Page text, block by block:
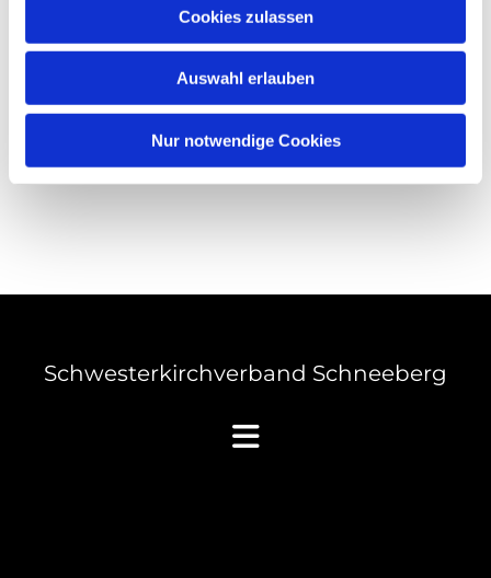
Cookies zulassen
Auswahl erlauben
Nur notwendige Cookies
Schwesterkirchverband Schneeberg